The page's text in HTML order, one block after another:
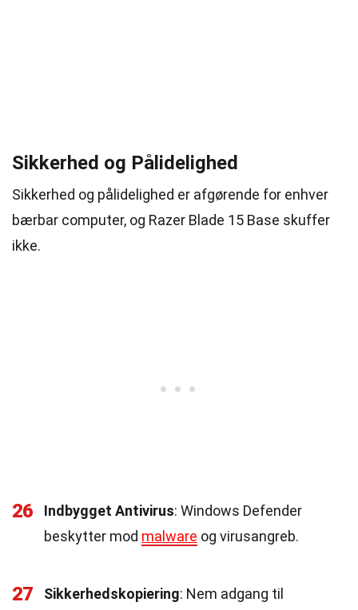
Sikkerhed og Pålidelighed
Sikkerhed og pålidelighed er afgørende for enhver
bærbar computer, og Razer Blade 15 Base skuffer
ikke.
26 Indbygget Antivirus: Windows Defender
beskytter mod malware og virusangreb.
27 Sikkerhedskopiering: Nem adgang til